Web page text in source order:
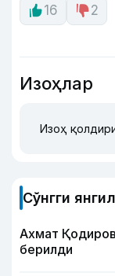
16
2
Изоҳлар
Изоҳ
Сўнгги
Ахмат
берилди